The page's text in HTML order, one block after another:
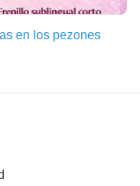
en los pezones